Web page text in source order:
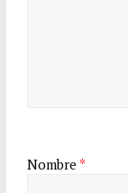
Nombre *